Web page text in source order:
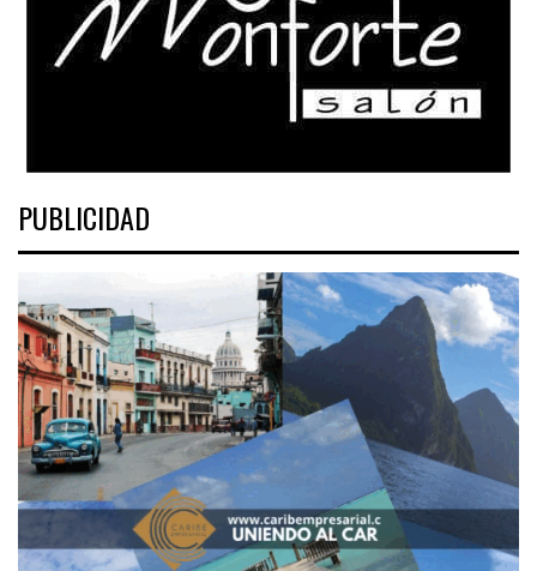
PUBLICIDAD